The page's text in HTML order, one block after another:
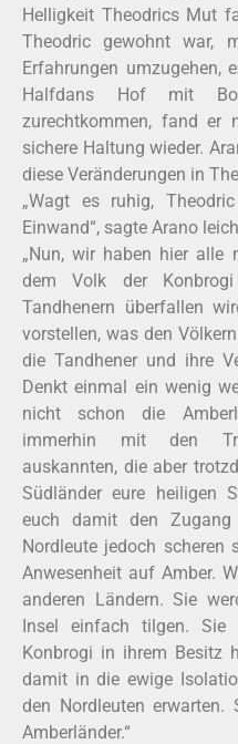
Helligkeit Theodrics Mut
Theodric gewohnt war,
Erfahrungen umzugehen,
Halfdans Hof mit
zurechtkommen, fand er
sichere Haltung wieder.
diese Veränderungen in
„Wagt es ruhig,
Einwand“, sagte Arano
„Nun, wir haben hier alle
dem Volk der
Tandhenern überfallen
vorstellen, was den
die Tandhener und ihre
Denkt einmal ein wenig
nicht schon die
immerhin mit den
auskannten, die aber
Südländer eure heiligen
euch damit den
Nordleute jedoch scheren
Anwesenheit auf Amber.
anderen Ländern. Sie
Insel einfach tilgen. Sie
Konbrogi in ihrem Besitz
damit in die ewige
den Nordleuten
Amberländer.“